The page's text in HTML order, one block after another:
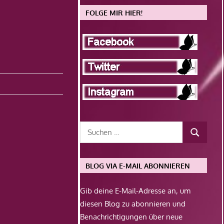
FOLGE MIR HIER!
BLOG VIA E-MAIL ABONNIEREN
Gib deine E-Mail-Adresse an, um
diesen Blog zu abonnieren und
Benachrichtigungen über neue